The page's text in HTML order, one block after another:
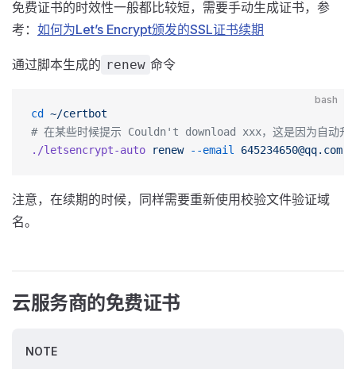
免费证书的时效性一般都比较短，需要手动生成证书，参
考： 如何为Let’s Encrypt颁发的SSL证书续期
通过脚本生成的 renew 命令
bash
cd
~/certbot
# 在某些时候提示 Couldn't download xxx，这是因为自动
./letsencrypt-auto renew --email 645234650@qq.com
注意，在续期的时候，同样需要重新使用校验文件验证域
名。
云服务商的免费证书
NOTE